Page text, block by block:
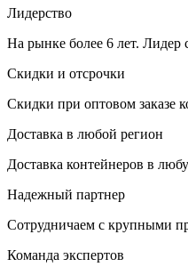
Лидерство
На рынке более 6 лет. Лидер
Скидки и отсрочки
Скидки при оптовом заказе
Доставка в любой регион
Доставка контейнеров в
Надежный партнер
Сотрудничаем с крупными
Команда экспертов